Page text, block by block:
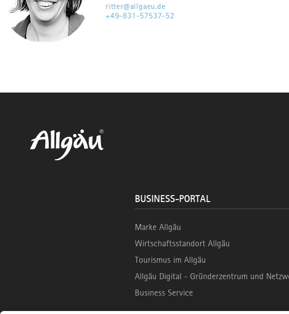
ritter@allgaeu.de
+49-831-57537-52
BUSINESS-PORTAL
Marke Allgäu
Wirtschaftsstandort Allgäu
Tourismus im Allgäu
Allgäu Digital - Gründerzentrum und
Business Service